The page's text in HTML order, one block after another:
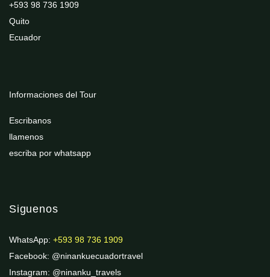
+593 98 736 1909
Quito
Ecuador
Informaciones del Tour
Escribanos
llamenos
escriba por whatsapp
Siguenos
WhatsApp: +593 98 736 1909
Facebook: @ninankuecuadortravel
Instagram: @ninanku_travels